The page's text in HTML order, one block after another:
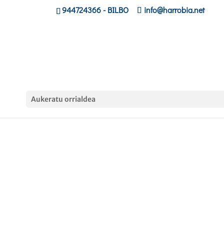
944724366- BILBO info@harrobia.net
Aukeratu orrialdea